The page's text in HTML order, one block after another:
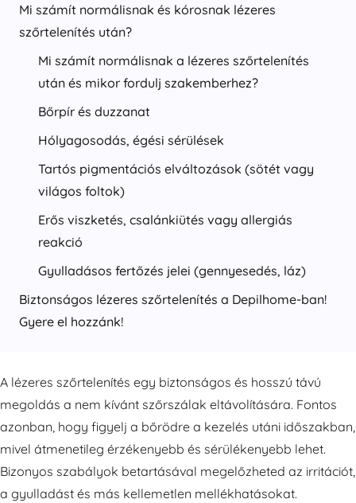
Mi számít normálisnak és kórosnak lézeres
szőrtelenítés után?
Mi számít normálisnak a lézeres szőrtelenítés
után és mikor fordulj szakemberhez?
Bőrpír és duzzanat
Hólyagosodás, égési sérülések
Tartós pigmentációs elváltozások (sötét vagy
világos foltok)
Erős viszketés, csalánkiütés vagy allergiás
reakció
Gyulladásos fertőzés jelei (gennyesedés, láz)
Biztonságos lézeres szőrtelenítés a Depilhome-ban!
Gyere el hozzánk!
A lézeres szőrtelenítés egy biztonságos és hosszú távú
megoldás a nem kívánt szőrszálak eltávolítására. Fontos
azonban, hogy figyelj a bőrödre a kezelés utáni időszakban,
mivel átmenetileg érzékenyebb és sérülékenyebb lehet.
Bizonyos szabályok betartásával megelőzheted az irritációt,
a gyulladást és más kellemetlen mellékhatásokat.